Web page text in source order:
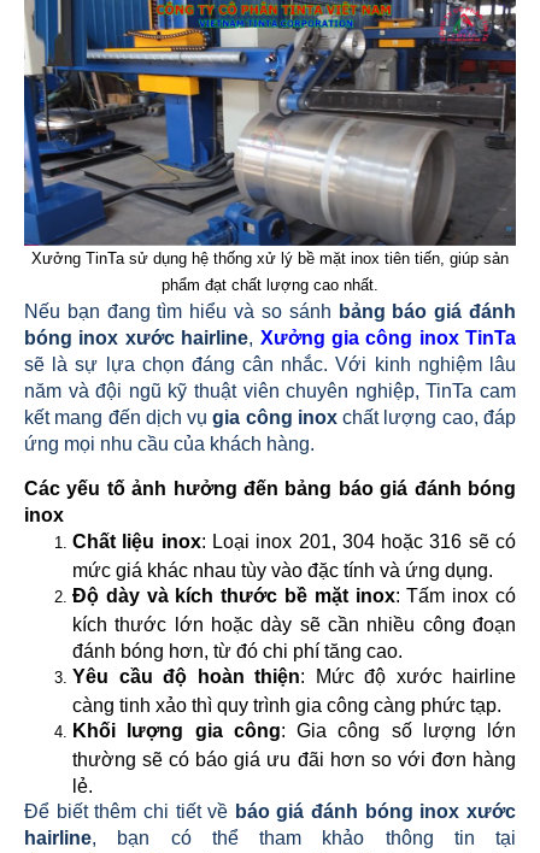
Xưởng TinTa sử dụng hệ thống xử lý bề mặt inox tiên tiến, giúp sản
phẩm đạt chất lượng cao nhất.
Nếu bạn đang tìm hiểu và so sánh bảng báo giá đánh
bóng inox xước hairline, Xưởng gia công inox TinTa
sẽ là sự lựa chọn đáng cân nhắc. Với kinh nghiệm lâu
năm và đội ngũ kỹ thuật viên chuyên nghiệp, TinTa cam
kết mang đến dịch vụgia công inoxchất lượng cao, đáp
ứng mọi nhu cầu của khách hàng.
Các yếu tố ảnh hưởng đến bảng báo giá đánh bóng
inox
Chất liệu inox: Loại inox 201, 304 hoặc 316 sẽ có
mức giá khác nhau tùy vào đặc tính và ứng dụng.
Độ dày và kích thước bề mặt inox: Tấm inox có
kích thước lớn hoặc dày sẽ cần nhiều công đoạn
đánh bóng hơn, từ đó chi phí tăng cao.
Yêu cầu độ hoàn thiện: Mức độ xước hairline
càng tinh xảo thì quy trình gia công càng phức tạp.
Khối lượng gia công: Gia công số lượng lớn
thường sẽ có báo giá ưu đãi hơn so với đơn hàng
lẻ.
Để biết thêm chi tiết về báo giá đánh bóng inox xước
hairline, bạn có thể tham khảo thông tin tại